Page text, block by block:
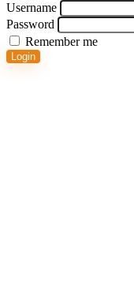
Username
Password
Remember me
Login